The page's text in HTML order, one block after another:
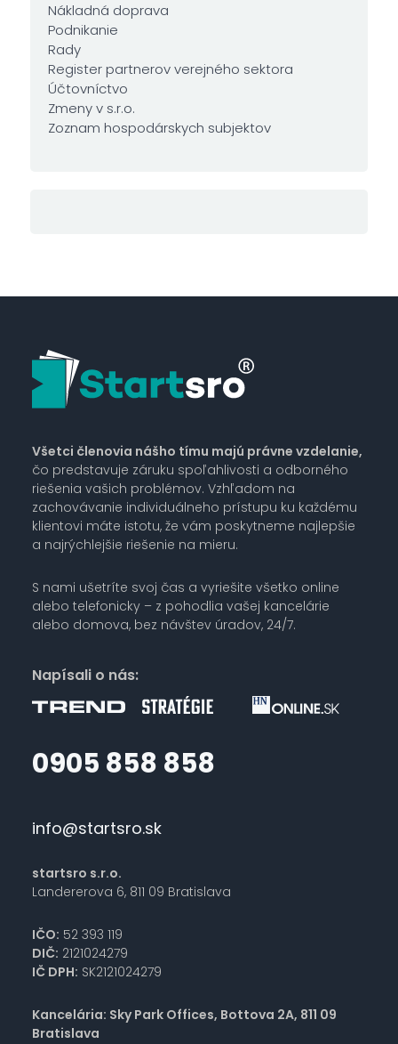
Nákladná doprava
Podnikanie
Rady
Register partnerov verejného sektora
Účtovníctvo
Zmeny v s.r.o.
Zoznam hospodárskych subjektov
Všetci členovia nášho tímu majú právne vzdelanie,
čo predstavuje záruku spoľahlivosti a odborného
riešenia vašich problémov. Vzhľadom na
zachovávanie individuálneho prístupu ku každému
klientovi máte istotu, že vám poskytneme najlepšie
a najrýchlejšie riešenie na mieru.
S nami ušetríte svoj čas a vyriešite všetko online
alebo telefonicky – z pohodlia vašej kancelárie
alebo domova, bez návštev úradov, 24/7.
Napísali o nás:
0905 858 858
info@startsro.sk
startsro s.r.o.
Landererova 6, 811 09 Bratislava
IČO: 52 393 119
DIČ: 2121024279
IČ DPH: SK2121024279
Kancelária: Sky Park Offices, Bottova 2A, 811 09
Bratislava